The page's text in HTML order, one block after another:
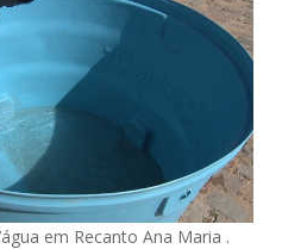
em Recanto Ana Maria .